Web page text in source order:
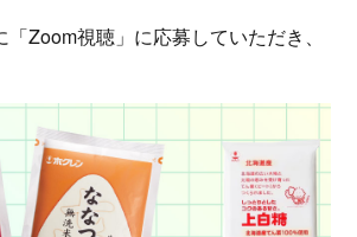
Zoom視聴」に応募していただき、